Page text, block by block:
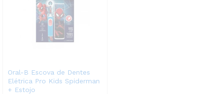
Oral-B Escova de Dentes
Elétrica Pro Kids Spiderman
+ Estojo